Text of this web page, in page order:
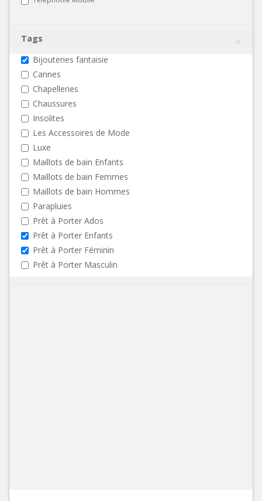
Tags
Bijouteries fantaisie
Cannes
Chapelleries
Chaussures
Insolites
Les Accessoires de Mode
Luxe
Maillots de bain Enfants
Maillots de bain Femmes
Maillots de bain Hommes
Parapluies
Prêt à Porter Ados
Prêt à Porter Enfants
Prêt à Porter Féminin
Prêt à Porter Masculin